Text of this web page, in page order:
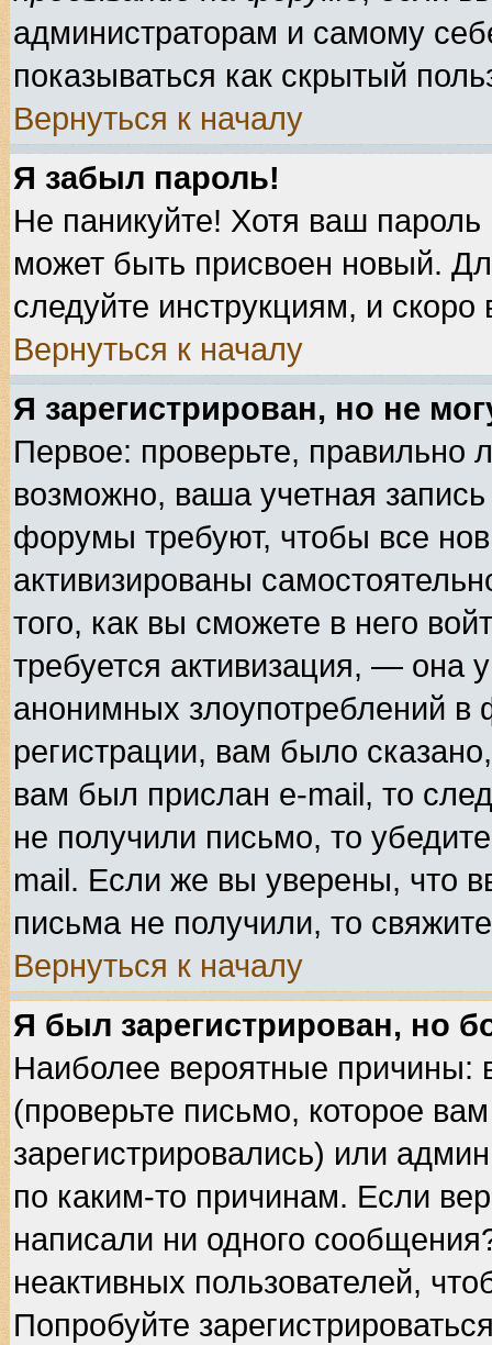
администраторам и самому
показываться как скрытый
Вернуться к началу
Я забыл пароль!
Не паникуйте! Хотя ваш
может быть присвоен новый.
следуйте инструкциям, и
Вернуться к началу
Я зарегистрирован, но не
Первое: проверьте, правильно
возможно, ваша учетная
форумы требуют, чтобы все
активизированы
того, как вы сможете в него
требуется активизация, — она
анонимных злоупотреблений
регистрации, вам было
вам был прислан e-mail, то
не получили письмо, то
mail. Если же вы уверены, что
письма не получили, то
Вернуться к началу
Я был зарегистрирован, но
Наиболее вероятные причины:
(проверьте письмо, которое
зарегистрировались) или
по каким-то причинам. Если
написали ни одного
неактивных пользователей,
Попробуйте